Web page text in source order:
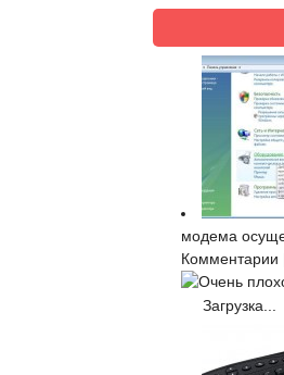
модема
Комментарии
Загрузка...